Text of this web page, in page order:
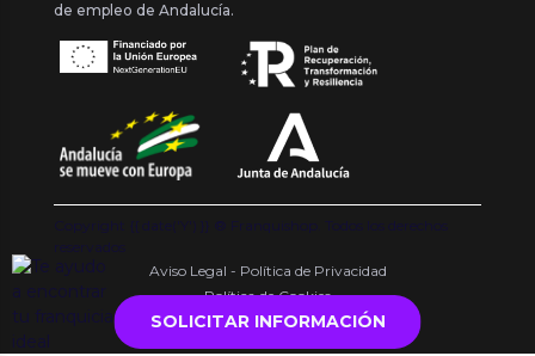
SOLICITAR INFORMACIÓN
de empleo de Andalucía.
Copyright {{ date('Y') }} ® Franquishop. Todos los derechos
reservados
Aviso Legal - Política de Privacidad
Política de Cookies